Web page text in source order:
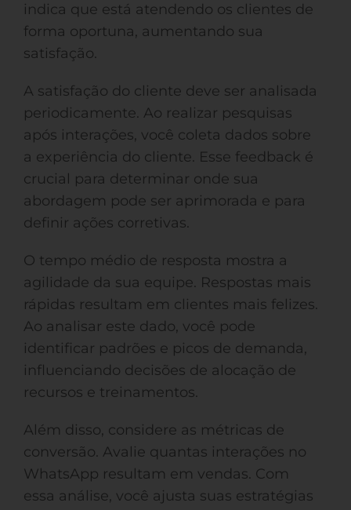
indica que está atendendo os clientes de
forma oportuna, aumentando sua
satisfação.
A satisfação do cliente deve ser analisada
periodicamente. Ao realizar pesquisas
após interações, você coleta dados sobre
a experiência do cliente. Esse feedback é
crucial para determinar onde sua
abordagem pode ser aprimorada e para
definir ações corretivas.
O tempo médio de resposta mostra a
agilidade da sua equipe. Respostas mais
rápidas resultam em clientes mais felizes.
Ao analisar este dado, você pode
identificar padrões e picos de demanda,
influenciando decisões de alocação de
recursos e treinamentos.
Além disso, considere as métricas de
conversão. Avalie quantas interações no
WhatsApp resultam em vendas. Com
essa análise, você ajusta suas estratégias